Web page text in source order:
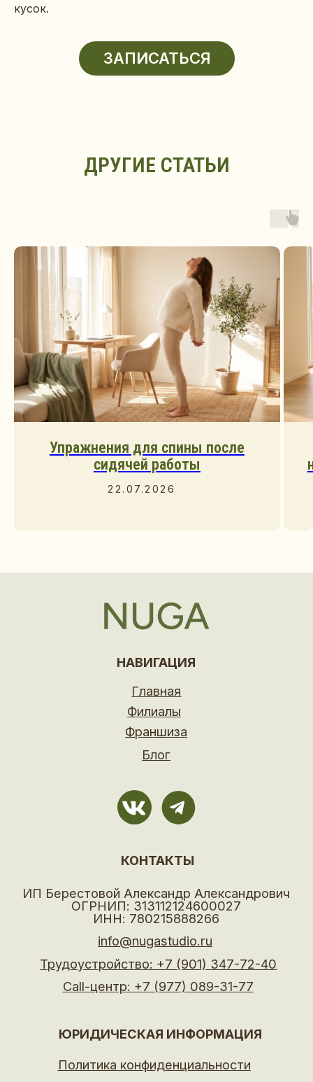
кусок.
ЗАПИСАТЬСЯ
ДРУГИЕ СТАТЬИ
Упражнения для спины после
сидячей работы
22.07.2026